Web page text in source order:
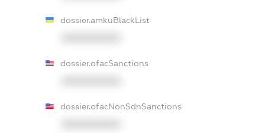
dossier.amkuBlackList
dossier.ofacSanctions
dossier.ofacNonSdnSanctions